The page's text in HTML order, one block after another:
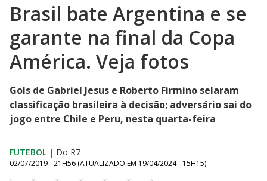
Brasil bate Argentina e se
garante na final da Copa
América. Veja fotos
Gols de Gabriel Jesus e Roberto Firmino selaram
classificação brasileira à decisão; adversário sai do
jogo entre Chile e Peru, nesta quarta-feira
FUTEBOL | Do R7
02/07/2019 - 21H56 (ATUALIZADO EM 19/04/2024 - 15H15)